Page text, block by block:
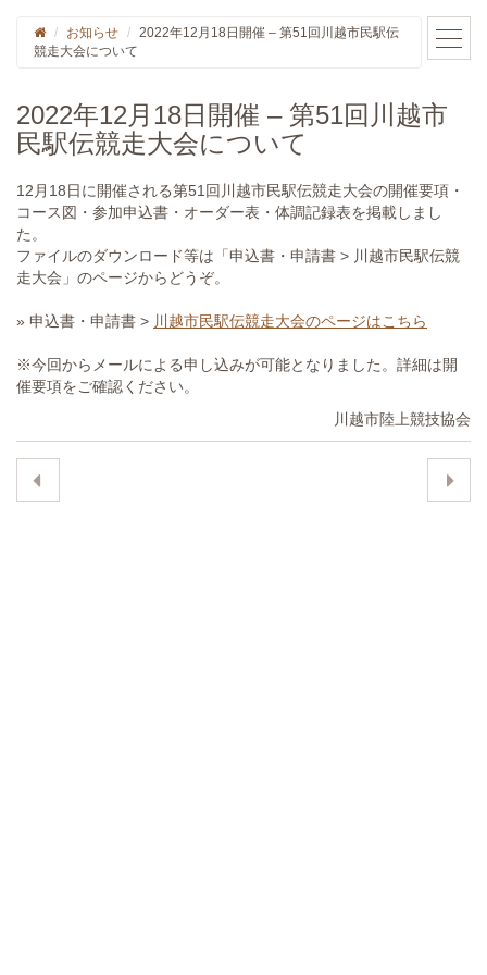
お知らせ
2022年12月18日開催 – 第51回川越市民駅伝
競走大会について
2022年12月18日開催 – 第51回川越市
民駅伝競走大会について
12月18日に開催される第51回川越市民駅伝競走大会の開催要項・
コース図・参加申込書・オーダー表・体調記録表を掲載しまし
た。
ファイルのダウンロード等は「申込書・申請書 > 川越市民駅伝競
走大会」のページからどうぞ。
» 申込書・申請書 > 川越市民駅伝競走大会のページはこちら
※今回からメールによる申し込みが可能となりました。詳細は開
催要項をご確認ください。
川越市陸上競技協会